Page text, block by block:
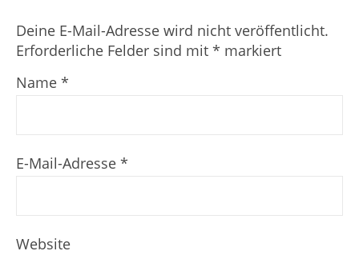
Deine E-Mail-Adresse wird nicht veröffentlicht.
Erforderliche Felder sind mit * markiert
Name *
E-Mail-Adresse *
Website